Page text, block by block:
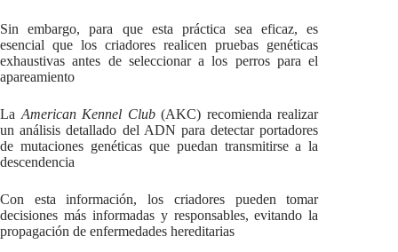
Sin embargo, para que esta práctica sea eficaz, es
esencial que los criadores realicen pruebas genéticas
exhaustivas antes de seleccionar a los perros para el
apareamiento
La American Kennel Club(AKC) recomienda realizar
un análisis detallado del ADN para detectar portadores
de mutaciones genéticas que puedan transmitirse a la
descendencia
Con esta información, los criadores pueden tomar
decisiones más informadas y responsables, evitando la
propagación de enfermedades hereditarias